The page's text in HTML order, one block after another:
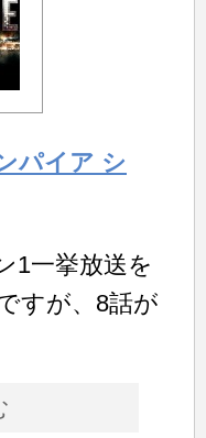
パイア シ
1一挙放送を
すが、8話が